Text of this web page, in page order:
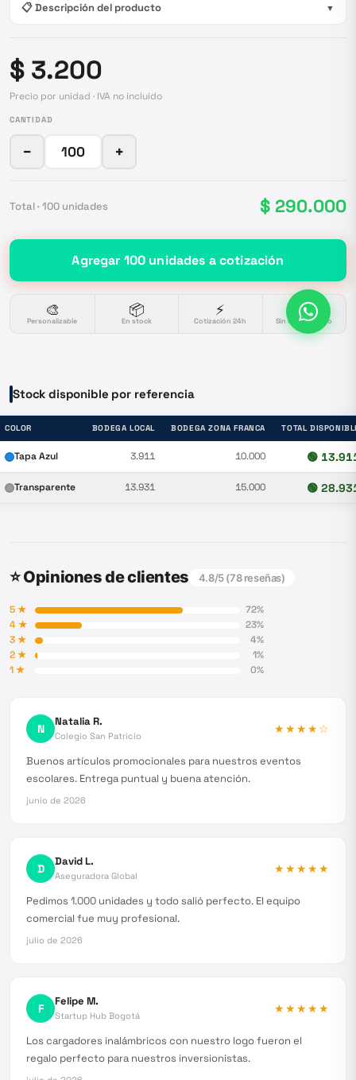
📋 Descripción del producto ▼
$ 3.200
Precio por unidad · IVA no incluido
CANTIDAD
− +
Total · 100 unidades $ 290.000
Agregar 100 unidades a cotización
🎨
Personalizable
📦
En stock
⚡
Cotización 24h
🔒
Sin compromiso
Stock disponible por referencia
COLOR BODEGA LOCAL BODEGA ZONA FRANCA TOTAL
Tapa Azul 3.911 10.000 🟢
Transparente 13.931 15.000 🟢
⭐ Opiniones de clientes 4.8/5 (78reseñas)
5★ 72%
4★ 23%
3★ 4%
2★ 1%
1★ 0%
N Natalia R.
Colegio San Patricio
★★★★☆
Buenos artículos promocionales para nuestros eventos
escolares. Entrega puntual y buena atención.
junio de 2026
D David L.
Aseguradora Global
★★★★★
Pedimos 1.000 unidades y todo salió perfecto. El equipo
comercial fue muy profesional.
julio de 2026
F Felipe M.
Startup Hub Bogotá
★★★★★
Los cargadores inalámbricos con nuestro logo fueron el
regalo perfecto para nuestros inversionistas.